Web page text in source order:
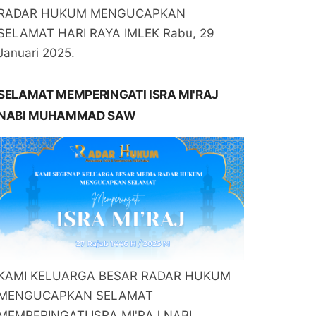
HUKUM MENGUCAPKAN
HARI RAYA IMLEK Rabu, 29
2025.
MEMPERINGATI ISRA MI'RAJ
MUHAMMAD SAW
KELUARGA BESAR RADAR HUKUM
SELAMAT